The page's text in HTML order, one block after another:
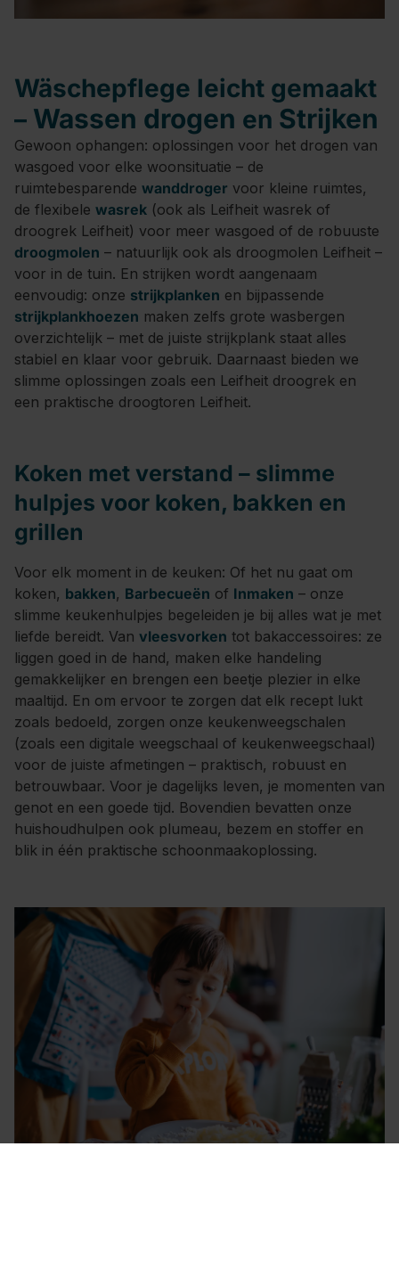
Wäschepflege leicht gemaakt
– Wassen drogen en Strijken
Gewoon ophangen: oplossingen voor het drogen van
wasgoed voor elke woonsituatie – de
ruimtebesparende wanddroger voor kleine ruimtes,
de flexibele wasrek (ook als Leifheit wasrek of
droogrek Leifheit) voor meer wasgoed of de robuuste
droogmolen – natuurlijk ook als droogmolen Leifheit –
voor in de tuin. En strijken wordt aangenaam
eenvoudig: onze strijkplanken en bijpassende
strijkplankhoezen maken zelfs grote wasbergen
overzichtelijk – met de juiste strijkplank staat alles
stabiel en klaar voor gebruik. Daarnaast bieden we
slimme oplossingen zoals een Leifheit droogrek en
een praktische droogtoren Leifheit.
Koken met verstand – slimme
hulpjes voor koken, bakken en
grillen
Voor elk moment in de keuken: Of het nu gaat om
koken, bakken, Barbecueën of Inmaken – onze
slimme keukenhulpjes begeleiden je bij alles wat je met
liefde bereidt. Van vleesvorken tot bakaccessoires: ze
liggen goed in de hand, maken elke handeling
gemakkelijker en brengen een beetje plezier in elke
maaltijd. En om ervoor te zorgen dat elk recept lukt
zoals bedoeld, zorgen onze keukenweegschalen
(zoals een digitale weegschaal of keukenweegschaal)
voor de juiste afmetingen – praktisch, robuust en
betrouwbaar. Voor je dagelijks leven, je momenten van
genot en een goede tijd. Bovendien bevatten onze
huishoudhulpen ook plumeau, bezem en stoffer en
blik in één praktische schoonmaakoplossing.